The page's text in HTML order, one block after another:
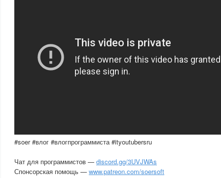
#soer #влог #влогпрограммиста #ityoutubersru
Чат для программистов — discord.gg/3UVJWAs
Спонсорская помощь — www.patreon.com/soersoft